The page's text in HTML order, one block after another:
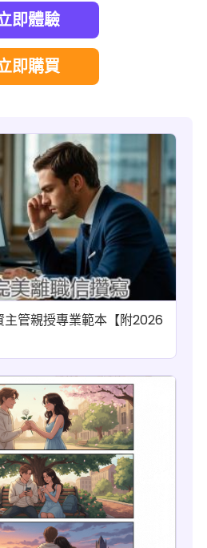
即體驗
即購買
管親授專業範本【附2026